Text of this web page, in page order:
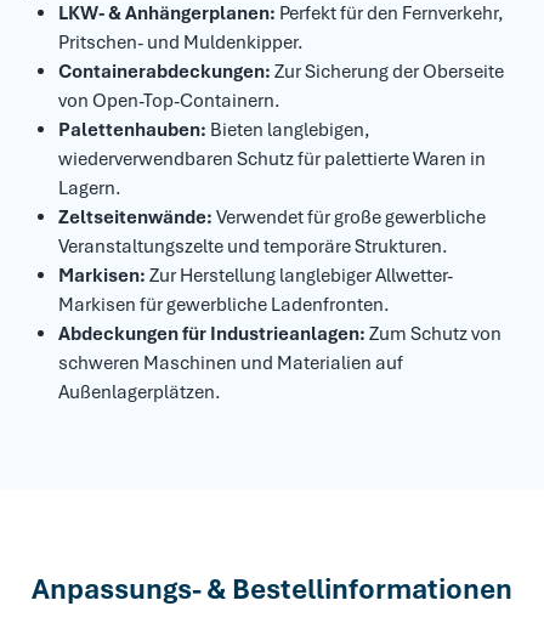
LKW- & Anhängerplanen: Perfekt für den Fernverkehr,
Pritschen- und Muldenkipper.
Containerabdeckungen: Zur Sicherung der Oberseite
von Open-Top-Containern.
Palettenhauben: Bieten langlebigen,
wiederverwendbaren Schutz für palettierte Waren in
Lagern.
Zeltseitenwände: Verwendet für große gewerbliche
Veranstaltungszelte und temporäre Strukturen.
Markisen: Zur Herstellung langlebiger Allwetter-
Markisen für gewerbliche Ladenfronten.
Abdeckungen für Industrieanlagen: Zum Schutz von
schweren Maschinen und Materialien auf
Außenlagerplätzen.
Anpassungs- & Bestellinformationen